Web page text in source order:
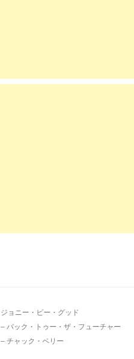
ジョニー・ビー・グッド
– バック・トゥー・ザ・フューチャー
– チャック・ベリー